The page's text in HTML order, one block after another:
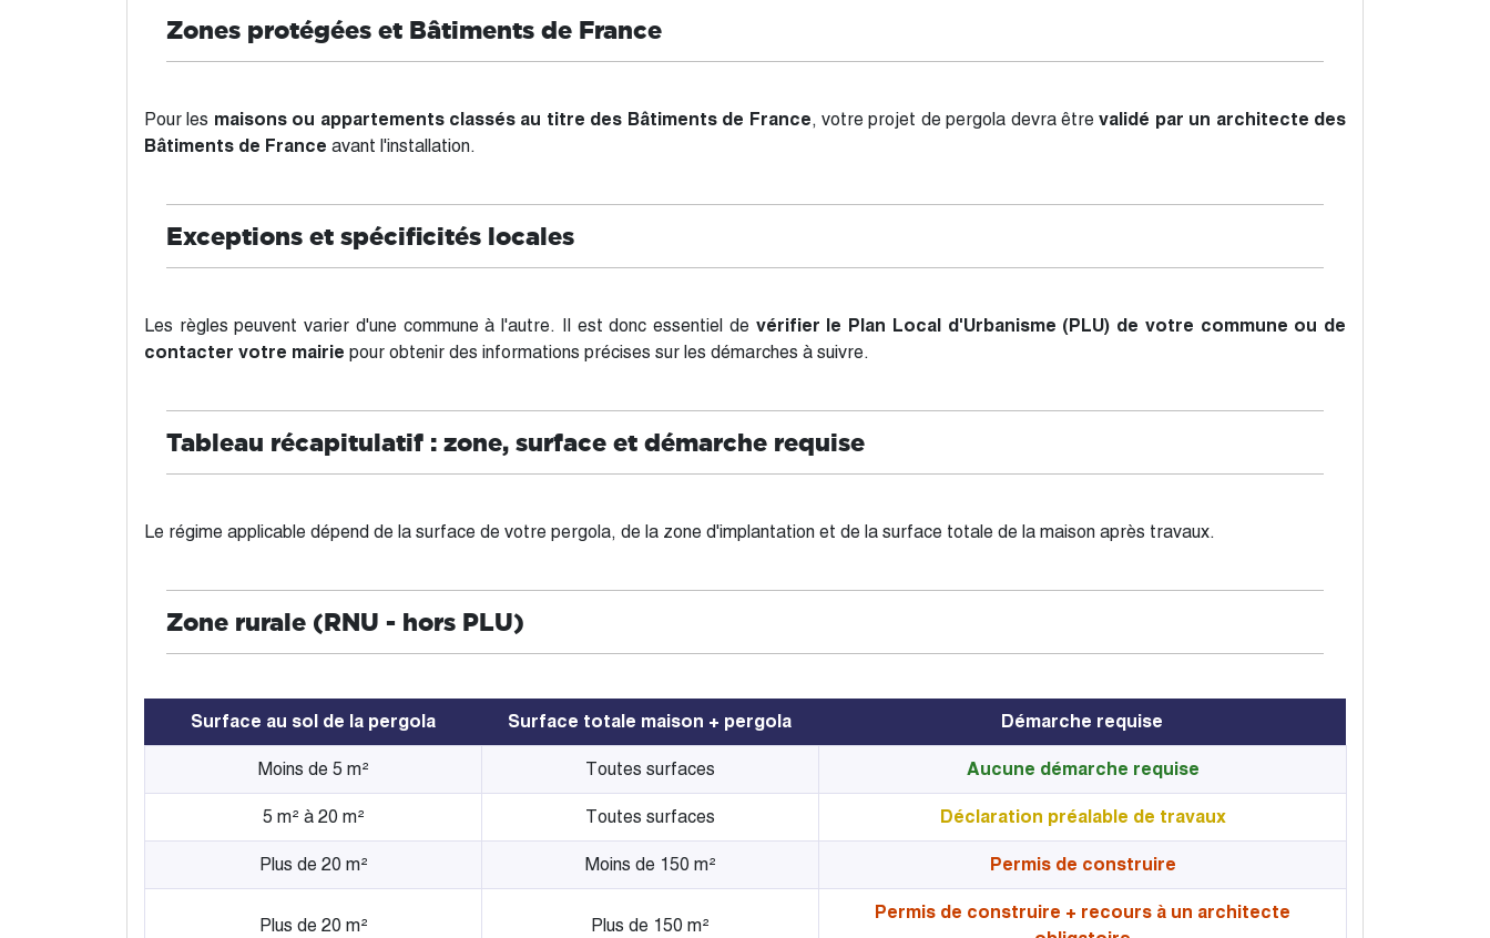
Zones protégées et Bâtiments de France
Pour les maisons ou appartements classés au titre des Bâtiments de France, votre projet de pergola devra êtrevalidé par un architecte des
Bâtiments de France avant l'installation.
Exceptions et spécificités locales
Les règles peuvent varier d'une commune à l'autre. Il est donc essentiel de vérifier le Plan Local d'Urbanisme (PLU) de votre commune ou de
contacter votre mairie pour obtenir des informations précises sur les démarches à suivre.
Tableau récapitulatif : zone, surface et démarche requise
Le régime applicable dépend de la surface de votre pergola, de la zone d'implantation et de la surface totale de la maison après travaux.
Zone rurale (RNU - hors PLU)
Surface au sol de la pergola Surface totale maison + pergola Démarche requise
Moins de 5 m² Toutes surfaces Aucune démarche requise
5 m² à 20 m² Toutes surfaces Déclaration préalable de travaux
Plus de 20 m² Moins de 150 m² Permis de construire
Plus de 20 m² Plus de 150 m²
Permis de construire + recours à un architecte